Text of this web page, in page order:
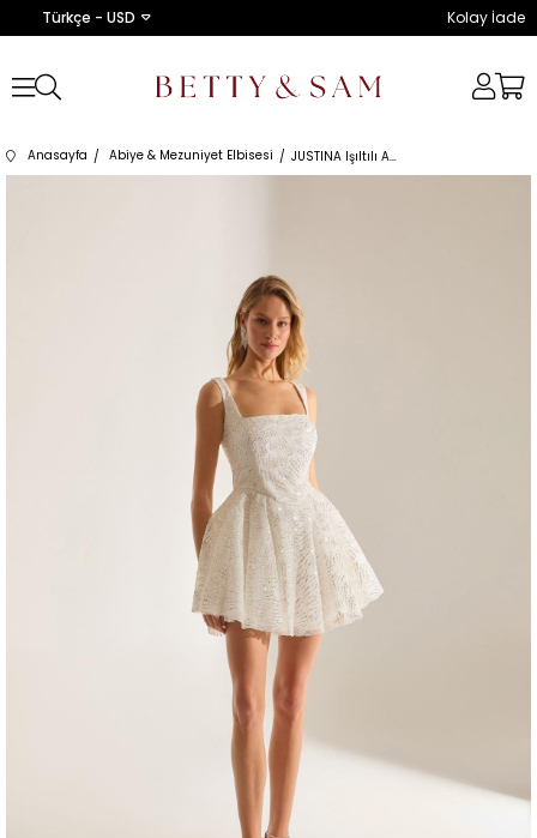
Türkçe - USD Kolay İade
Anasayfa Abiye & Mezuniyet Elbisesi JUSTINA Işıltılı Askılı BEYAZ Mini Gece Elbisesi